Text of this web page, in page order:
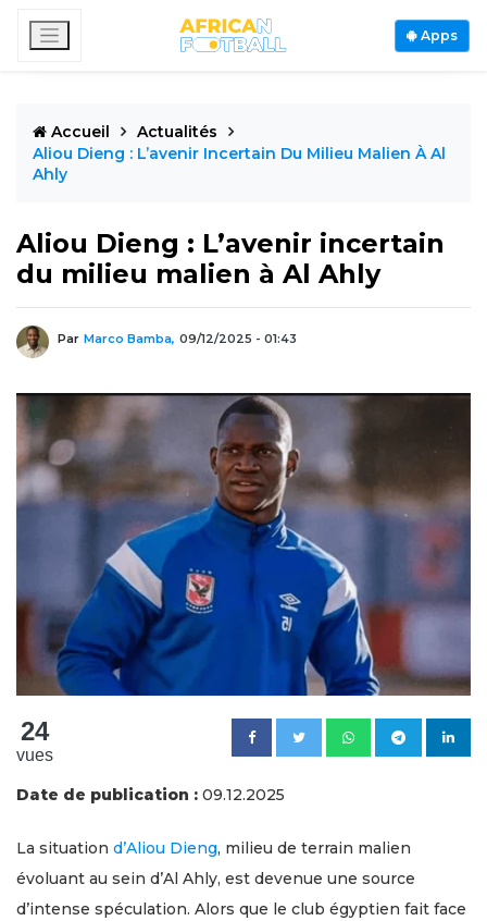
Apps
Accueil
Actualités
Aliou Dieng : L’avenir Incertain Du Milieu Malien À Al
Ahly
Aliou Dieng : L’avenir incertain
du milieu malien à Al Ahly
Par Marco Bamba, 09/12/2025 - 01:43
24
vues
Date de publication : 09.12.2025
La situation d’Aliou Dieng, milieu de terrain malien
évoluant au sein d’Al Ahly, est devenue une source
d’intense spéculation. Alors que le club égyptien fait face